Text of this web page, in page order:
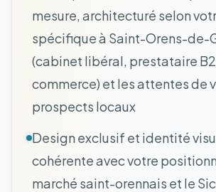
mesure, architecturé selon
spécifique à Saint-Orens-de-
(cabinet libéral, prestataire
commerce) et les attentes de
prospects locaux
Design exclusif et identité
cohérente avec votre
marché saint-orennais et le